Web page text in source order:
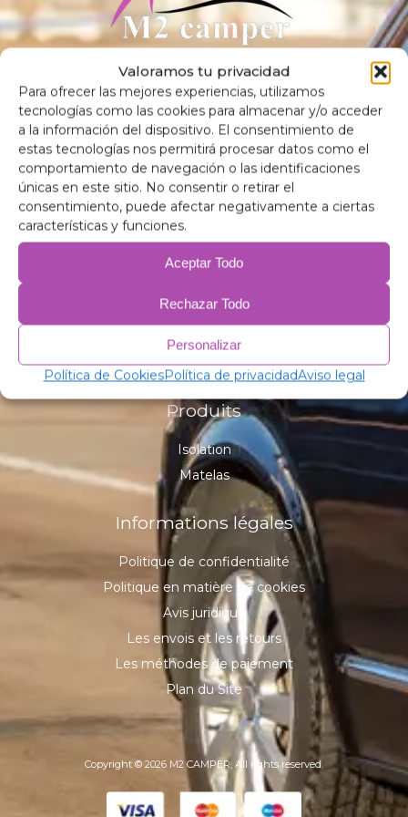
Valoramos tu privacidad
Para ofrecer las mejores experiencias, utilizamos
tecnologías como las cookies para almacenar y/o acceder
a la información del dispositivo. El consentimiento de
estas tecnologías nos permitirá procesar datos como el
comportamiento de navegación o las identificaciones
únicas en este sitio. No consentir o retirar el
consentimiento, puede afectar negativamente a ciertas
características y funciones.
Aceptar Todo
Rechazar Todo
Personalizar
Política de CookiesPolítica de privacidadAviso legal
Découvrez la qualité et le confort de notre isolation
thermique oscurecedores et des matelas pour les véhicules.
Optimiser votre expérience de la route avec M2 camping-
car.
Contact
Carrer de Numància, 30, 08184 Palau-solità i Plegamans,
(+34) 640 60 15 00
Produits
Isolation
Matelas
Informations légales
Politique de confidentialité
Politique en matière de cookies
Avis juridique
Les envois et les retours
Les méthodes de paiement
Plan du Site
Copyright © 2026 M2 CAMPER, All rights reserved.